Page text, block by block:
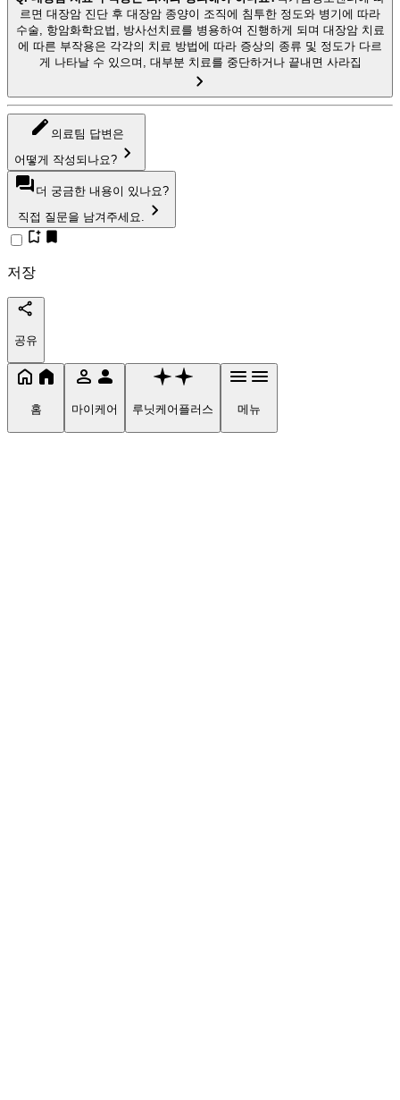
르면 대장암 진단 후 대장암 종양이 조직에 침투한 정도와 병기에 따라
수술, 항암화학요법, 방사선치료를 병용하여 진행하게 되며 대장암 치료
에 따른 부작용은 각각의 치료 방법에 따라 증상의 종류 및 정도가 다르
게 나타날 수 있으며, 대부분 치료를 중단하거나 끝내면 사라집
의료팀 답변은
어떻게 작성되나요?
더 궁금한 내용이 있나요?
직접 질문을 남겨주세요.
저장
공유
홈 마이케어 루닛케어플러스 메뉴